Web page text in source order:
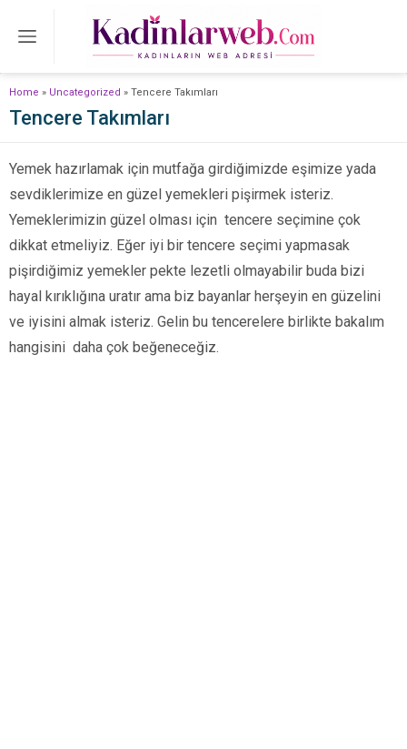
Home » Uncategorized » Tencere Takımları
Tencere Takımları
Yemek hazırlamak için mutfağa girdiğimizde eşimize yada
sevdiklerimize en güzel yemekleri pişirmek isteriz.
Yemeklerimizin güzel olması için tencere seçimine çok
dikkat etmeliyiz. Eğer iyi bir tencere seçimi yapmasak
pişirdiğimiz yemekler pekte lezetli olmayabilir buda bizi
hayal kırıklığına uratır ama biz bayanlar herşeyin en güzelini
ve iyisini almak isteriz. Gelin bu tencerelere birlikte bakalım
hangisini daha çok beğeneceğiz.